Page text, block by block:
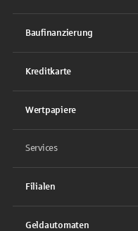
Baufinanzierung
Kreditkarte
Wertpapiere
Services
Filialen
Geldautomaten